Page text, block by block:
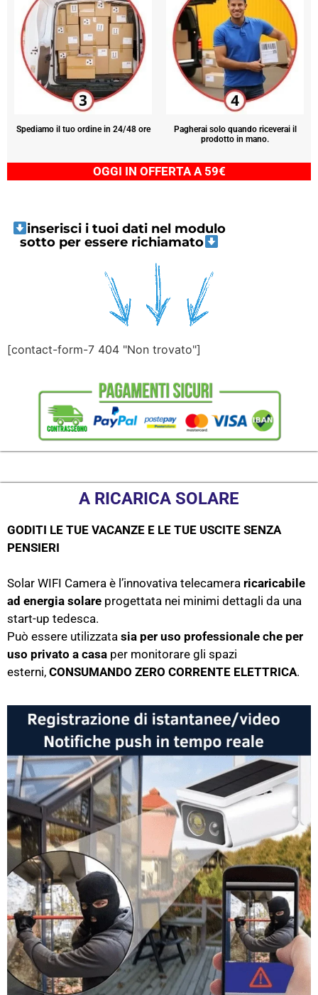
Spediamo il tuo ordine in 24/48 ore
Pagherai solo quando riceverai il
prodotto in mano.
OGGI IN OFFERTA A 59€
inserisci i tuoi dati nel modulo
sotto per essere richiamato
[contact-form-7 404 "Non trovato"]
A RICARICA SOLARE
GODITI LE TUE VACANZE E LE TUE USCITE SENZA
PENSIERI
Solar WIFI Camera è l’innovativa telecamera ricaricabile
ad energia solare progettata nei minimi dettagli da una
start-up tedesca.
Può essere utilizzata sia per uso professionale che per
uso privato a casa per monitorare gli spazi
esterni, CONSUMANDO ZERO CORRENTE ELETTRICA.